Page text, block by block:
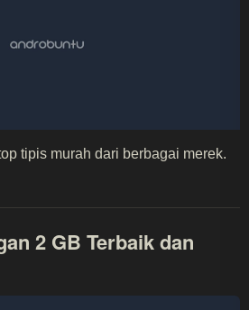
tipis murah dari berbagai merek.
2 GB Terbaik dan